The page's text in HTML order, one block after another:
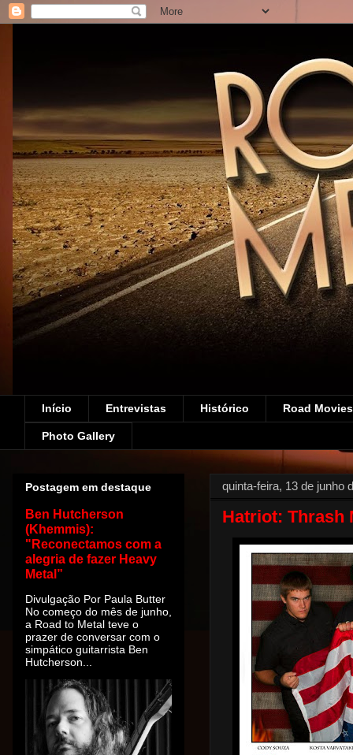
Início Entrevistas Histórico Road
Photo Gallery
quinta-feira, 13 de junho
Hatriot: Thrash
Postagem em destaque
Ben Hutcherson
(Khemmis):
"Reconectamos com a
alegria de fazer Heavy
Metal”
Divulgação Por Paula Butter
No começo do mês de junho,
a Road to Metal teve o
prazer de conversar com o
simpático guitarrista Ben
Hutcherson...